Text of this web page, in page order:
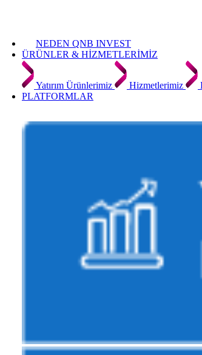
NEDEN QNB INVEST
ÜRÜNLER & HİZMETLERİMİZ
Yatırım Ürünlerimiz Hizmetlerimiz
PLATFORMLAR